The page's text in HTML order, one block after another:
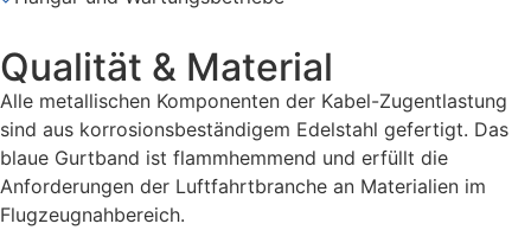
Qualität & Material
Alle metallischen Komponenten der Kabel-Zugentlastung
sind aus korrosionsbeständigem Edelstahl gefertigt. Das
blaue Gurtband ist flammhemmend und erfüllt die
Anforderungen der Luftfahrtbranche an Materialien im
Flugzeugnahbereich.